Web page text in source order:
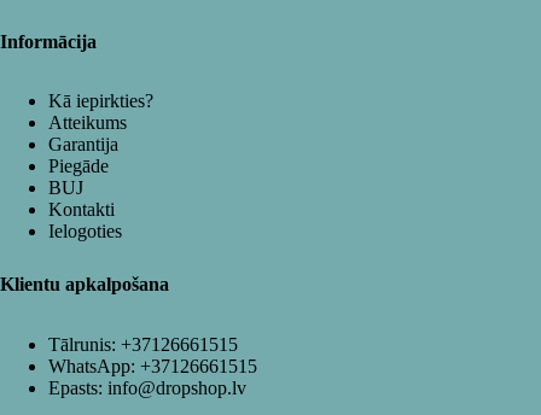
Informācija
Kā iepirkties?
Atteikums
Garantija
Piegāde
BUJ
Kontakti
Ielogoties
Klientu apkalpošana
Tālrunis: +37126661515
WhatsApp: +37126661515
Epasts: info@dropshop.lv